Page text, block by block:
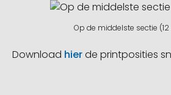
Op de middelste sectie (12
Download hierde printposities